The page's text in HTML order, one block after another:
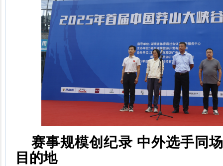
赛事规模创纪录 中外选手同
目的地